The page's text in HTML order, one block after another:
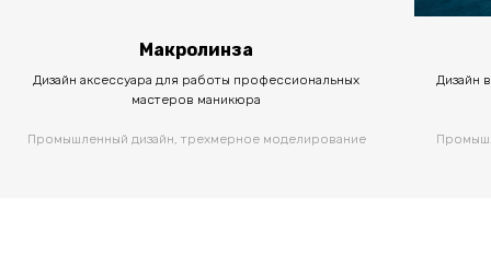
Макролинза
Дизайн аксессуара для работы профессиональных
мастеров маникюра
Промышленный дизайн, трехмерное моделирование
Дизайн